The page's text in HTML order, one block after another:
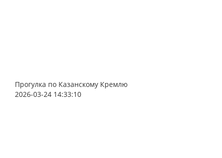
Прогулка по Казанскому Кремлю
2026-03-24 14:33:10